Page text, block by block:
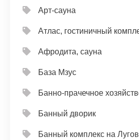
Арт-сауна
Атлас, гостиничный
Афродита, сауна
База Мзус
Банно-прачечное
Банный дворик
Банный комплекс на